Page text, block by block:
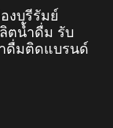
งบุรีรัมย์
ตน้ำดื่ม รับ
ดื่มติดแบรนด์